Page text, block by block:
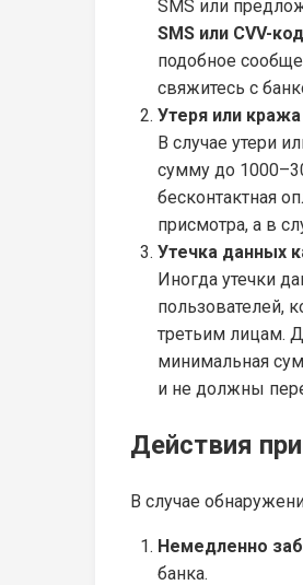
SMS или
SMS или CVV-
подобное
свяжитесь с
Утеря или
В случае утери
сумму до
бесконтактная
присмотра, а в
Утечка данных
Иногда утечки
пользователей,
третьим лицам.
минимальная
и не должны
Действия
В случае
Немедленно
банка.